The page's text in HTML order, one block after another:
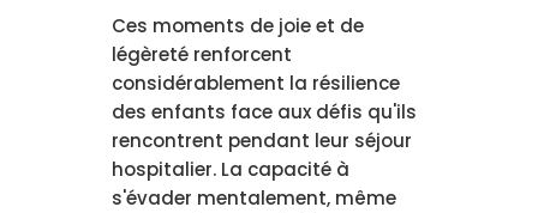
Ces moments de joie et de
légèreté renforcent
considérablement la résilience
des enfants face aux défis qu'ils
rencontrent pendant leur séjour
hospitalier. La capacité à
s'évader mentalement, même